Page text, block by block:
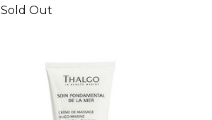
Sold Out